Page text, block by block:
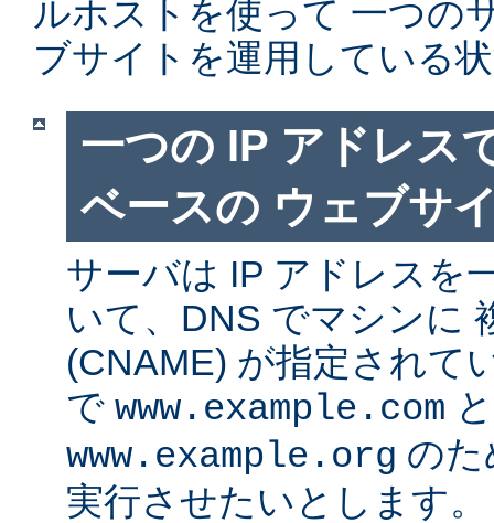
ルホストを使って 一つの
ブサイトを運用している
一つの IP アドレス
ベースの ウェブサ
サーバは IP アドレスを
いて、DNS でマシンに
(CNAME) が指定されて
で www.example.com と
www.example.org のた
実行させたいとします。